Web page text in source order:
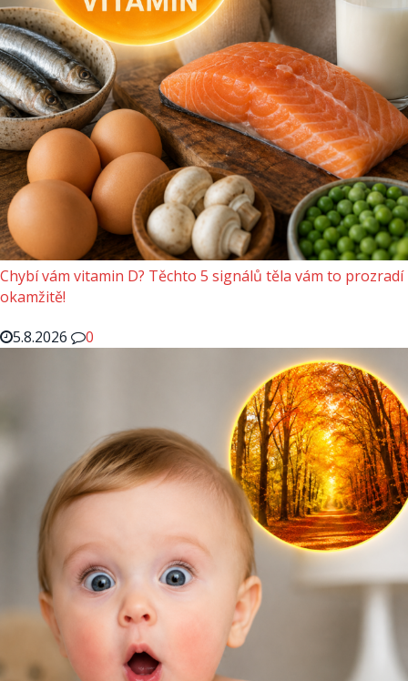
Chybí vám vitamin D? Těchto 5 signálů těla vám to prozradí
okamžitě!
5.8.2026
0